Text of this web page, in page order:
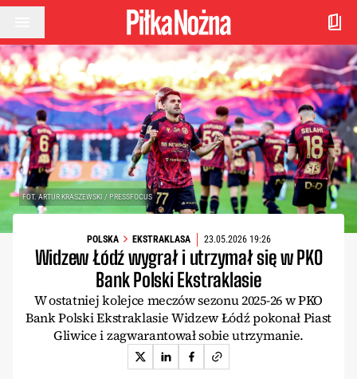
Przejdź do treści
FOT. ARTUR KRASZEWSKI / PRESSFOCUS
POLSKA EKSTRAKLASA 23.05.2026 19:26
Widzew Łódź wygrał i utrzymał się w PKO
Bank Polski Ekstraklasie
W ostatniej kolejce meczów sezonu 2025-26 w PKO
Bank Polski Ekstraklasie Widzew Łódź pokonał Piast
Gliwice i zagwarantował sobie utrzymanie.